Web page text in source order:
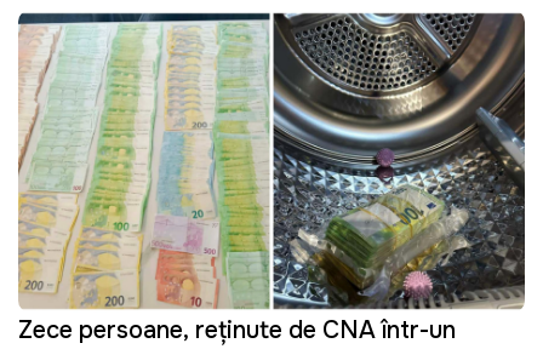
Zece persoane, reținute de CNA într-un